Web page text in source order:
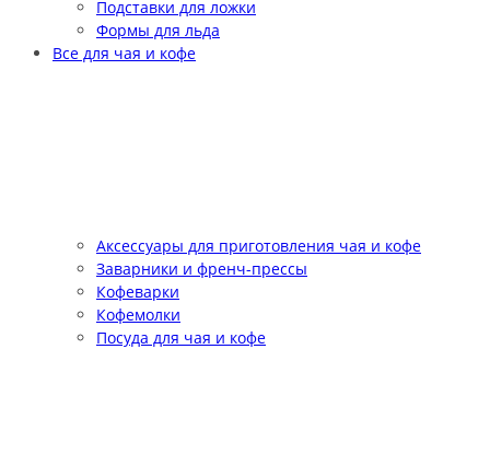
Подставки для ложки
Формы для льда
Все для чая и кофе
Аксессуары для приготовления чая и кофе
Заварники и френч-прессы
Кофеварки
Кофемолки
Посуда для чая и кофе